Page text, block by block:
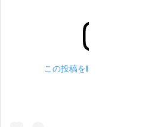
この投稿をInstagramで見る